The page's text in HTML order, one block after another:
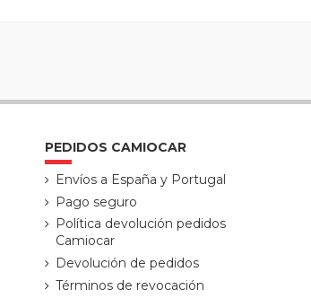
PEDIDOS CAMIOCAR
Envíos a España y Portugal
Pago seguro
Política devolución pedidos
Camiocar
Devolución de pedidos
Términos de revocación